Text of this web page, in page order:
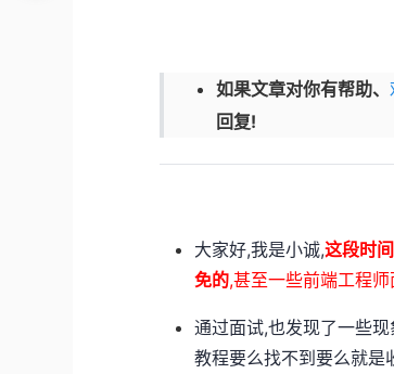
如果文章对你有帮助、
回复!
大家好,我是小诚,这段时
免的,甚至一些前端工程
通过面试,也发现了一些
教程要么找不到要么就是